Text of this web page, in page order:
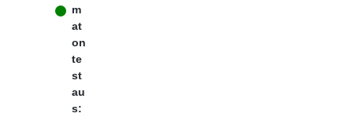
m
at
on
te
st
au
s: